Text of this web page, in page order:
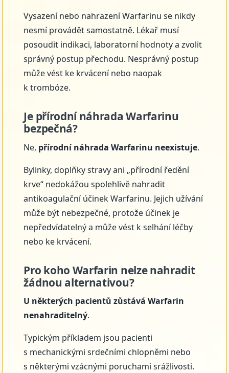
Vysazení nebo nahrazení Warfarinu se nikdy
nesmí provádět samostatně. Lékař musí
posoudit indikaci, laboratorní hodnoty a zvolit
správný postup přechodu. Nesprávný postup
může vést ke krvácení nebo naopak
k trombóze.
Je přírodní náhrada Warfarinu
bezpečná?
Ne, přírodní náhrada Warfarinu neexistuje.
Bylinky, doplňky stravy ani „přírodní ředění
krve“ nedokážou spolehlivě nahradit
antikoagulační účinek Warfarinu. Jejich užívání
může být nebezpečné, protože účinek je
nepředvídatelný a může vést k selhání léčby
nebo ke krvácení.
Pro koho Warfarin nelze nahradit
žádnou alternativou?
U některých pacientů zůstává Warfarin
nenahraditelný.
Typickým příkladem jsou pacienti
s mechanickými srdečními chlopněmi nebo
s některými vzácnými poruchami srážlivosti.